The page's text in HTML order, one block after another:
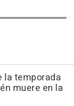
la temporada
muere en la